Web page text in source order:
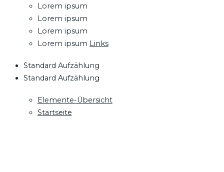
Lorem ipsum
Lorem ipsum
Lorem ipsum
Lorem ipsum Links
Standard Aufzählung
Standard Aufzählung
Elemente-Übersicht
Startseite